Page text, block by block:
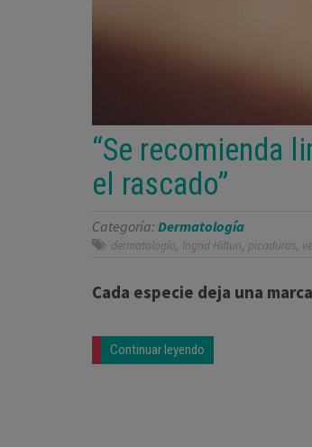
“Se recomienda
el rascado”
Categoría: Dermatología
dermatología, Ingrid Hiltun, picaduras,
Cada especie deja una
Continuar leyendo